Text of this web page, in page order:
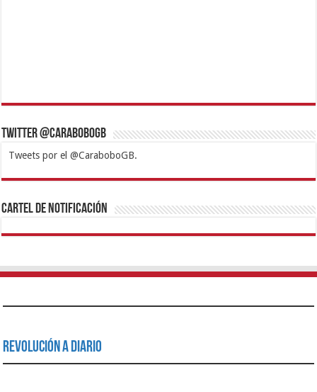
Twitter @CaraboboGB
Tweets por el @CaraboboGB.
1xbetBetturkeyBetistKralbetSupertotobetTipobetMatadorbetMariobet
https://mvbcasino.com/
Cartel de Notificación
Revolución a Diario